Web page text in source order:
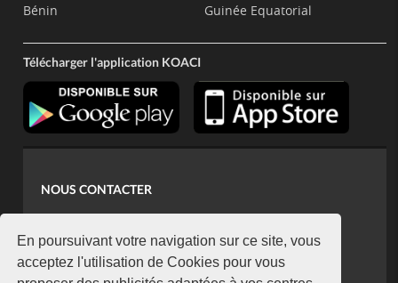
En poursuivant votre navigation sur ce site, vous
acceptez l'utilisation de Cookies pour vous
Bénin
Guinée Equatorial
Télécharger l'application KOACI
NOUS CONTACTER
koaci@yahoo.fr
+225 07 08 85 52 93